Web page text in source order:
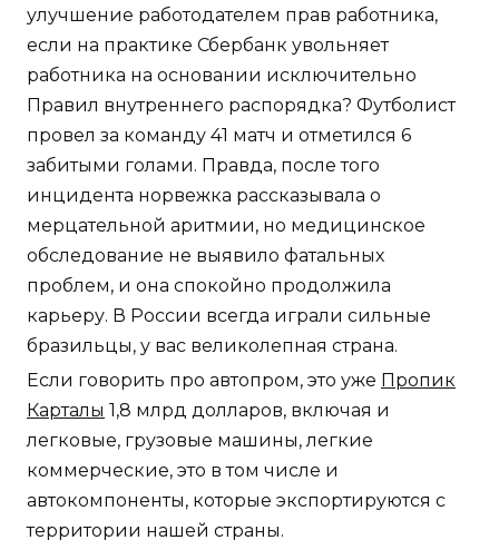
улучшение работодателем прав работника,
если на практике Сбербанк увольняет
работника на основании исключительно
Правил внутреннего распорядка? Футболист
провел за команду 41 матч и отметился 6
забитыми голами. Правда, после того
инцидента норвежка рассказывала о
мерцательной аритмии, но медицинское
обследование не выявило фатальных
проблем, и она спокойно продолжила
карьеру. В России всегда играли сильные
бразильцы, у вас великолепная страна.
Если говорить про автопром, это уже Пропик
Карталы 1,8 млрд долларов, включая и
легковые, грузовые машины, легкие
коммерческие, это в том числе и
автокомпоненты, которые экспортируются с
территории нашей страны.